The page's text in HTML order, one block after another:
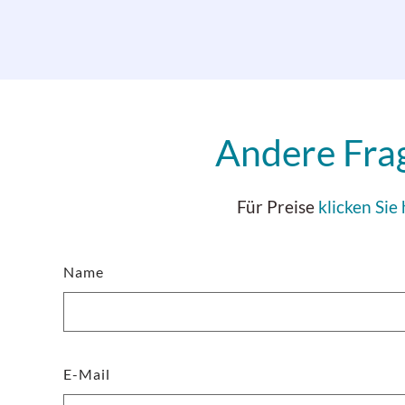
Andere
Für Preise klicken Sie
Name
E-Mail